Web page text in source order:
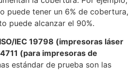
puede tener un 6% de cobertura,
puede alcanzar el 90%.
ISO/IEC 19798 (impresoras láser
(para impresoras de
estándar de prueba son las